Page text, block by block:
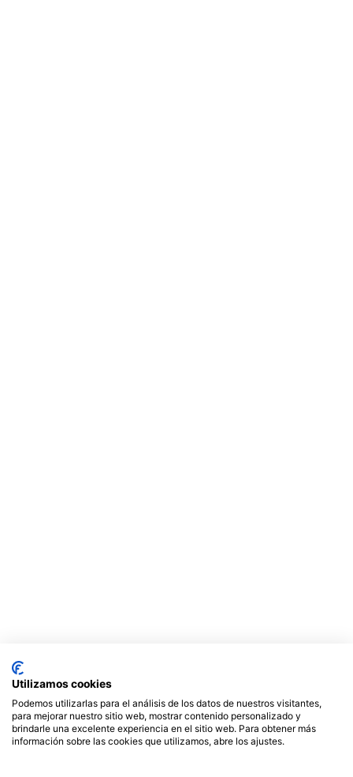
Utilizamos cookies
Podemos utilizarlas para el análisis de los datos de nuestros visitantes,
para mejorar nuestro sitio web, mostrar contenido personalizado y
brindarle una excelente experiencia en el sitio web. Para obtener más
información sobre las cookies que utilizamos, abre los ajustes.